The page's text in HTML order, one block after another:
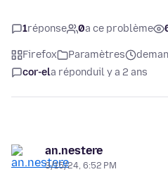
1réponse 0a ce problème
Firefox Paramètres
cor-ela réponduil y a 2 ans
an.nestere
3/15/24, 6:52 PM